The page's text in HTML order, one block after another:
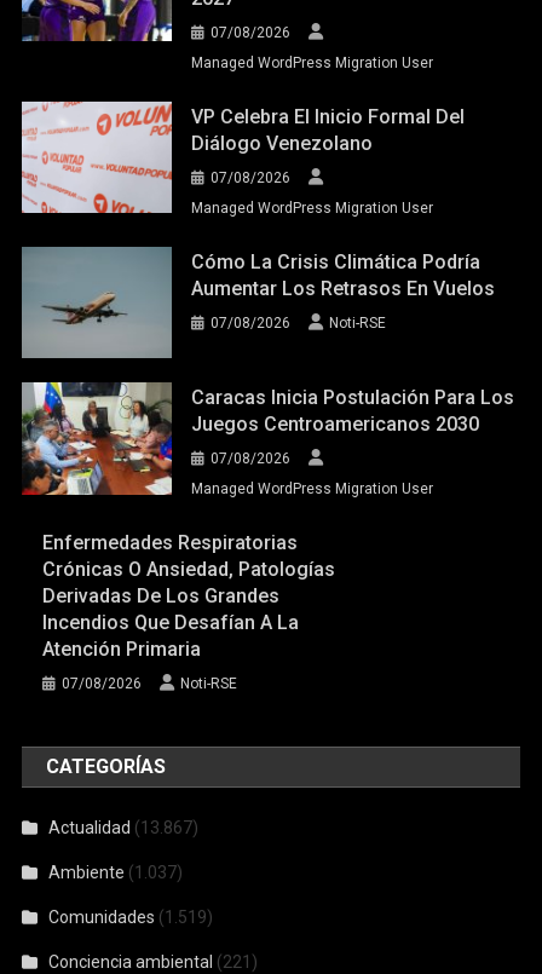
07/08/2026
Managed WordPress Migration User
VP Celebra El Inicio Formal Del
Diálogo Venezolano
07/08/2026
Managed WordPress Migration User
Cómo La Crisis Climática Podría
Aumentar Los Retrasos En Vuelos
07/08/2026 Noti-RSE
Caracas Inicia Postulación Para Los
Juegos Centroamericanos 2030
07/08/2026
Managed WordPress Migration User
Enfermedades Respiratorias
Crónicas O Ansiedad, Patologías
Derivadas De Los Grandes
Incendios Que Desafían A La
Atención Primaria
07/08/2026 Noti-RSE
CATEGORÍAS
Actualidad (13.867)
Ambiente (1.037)
Comunidades (1.519)
Conciencia ambiental (221)